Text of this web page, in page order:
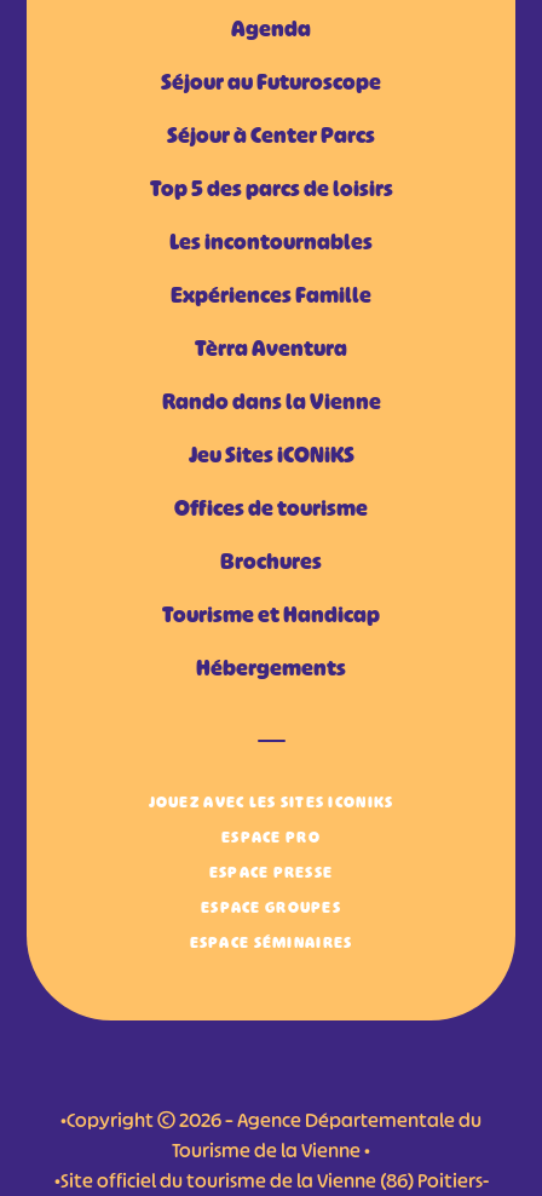
Agenda
Séjour au Futuroscope
Séjour à Center Parcs
Top 5 des parcs de loisirs
Les incontournables
Expériences Famille
Tèrra Aventura
Rando dans la Vienne
Jeu Sites iCONiKS
Offices de tourisme
Brochures
Tourisme et Handicap
Hébergements
JOUEZ AVEC LES SITES ICONIKS
ESPACE PRO
ESPACE PRESSE
ESPACE GROUPES
ESPACE SÉMINAIRES
•Copyright © 2026 – Agence Départementale du
Tourisme de la Vienne •
•Site officiel du tourisme de la Vienne (86) Poitiers-